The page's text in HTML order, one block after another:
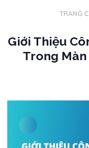
TRANG
Giới Thiệu
Trong